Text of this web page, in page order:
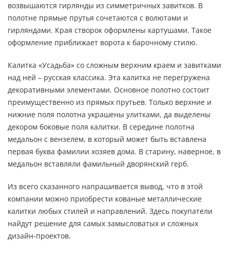
возвышаются гирлянды из симметричных завитков. В
полотне прямые прутья сочетаются с волютами и
гирляндами. Края створок оформлены картушами. Такое
оформление приближает ворота к барочному стилю.
Калитка «Усадьба» со сложным верхним краем и завитками
над ней – русская классика. Эта калитка не перегружена
декоративными элементами. Основное полотно состоит
преимущественно из прямых прутьев. Только верхние и
нижние поля полотна украшены улитками, да выделены
декором боковые поля калитки. В середине полотна
медальон с вензелем, в который может быть вставлена
первая буква фамилии хозяев дома. В старину, наверное, в
медальон вставляли фамильный дворянский герб.
Из всего сказанного напрашивается вывод, что в этой
компании можно приобрести кованые металлические
калитки любых стилей и направлений. Здесь покупатели
найдут решение для самых замысловатых и сложных
дизайн-проектов.